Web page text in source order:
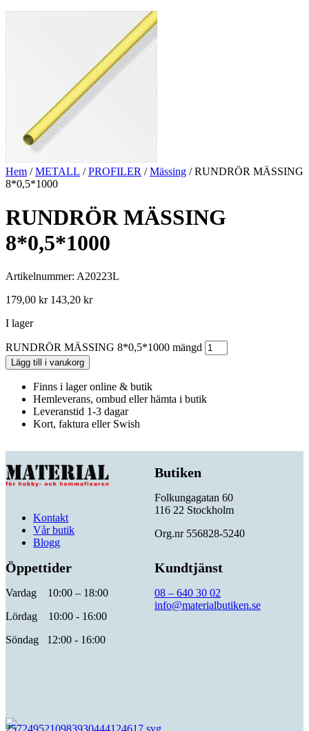
Hem /METALL /PROFILER /Mässing / RUNDRÖR MÄSSING
8*0,5*1000
RUNDRÖR MÄSSING
8*0,5*1000
Artikelnummer: A20223L
179,00 kr 143,20 kr
I lager
RUNDRÖR MÄSSING 8*0,5*1000 mängd
Lägg till i varukorg
Finns i lager online & butik
Hemleverans, ombud eller hämta i butik
Leveranstid 1-3 dagar
Kort, faktura eller Swish
Kontakt
Vår butik
Blogg
Butiken
Folkungagatan 60
116 22 Stockholm
Org.nr 556828-5240
Öppettider
Vardag 10:00 – 18:00
Lördag 10:00 - 16:00
Söndag 12:00 - 16:00
Kundtjänst
08 – 640 30 02
info@materialbutiken.se